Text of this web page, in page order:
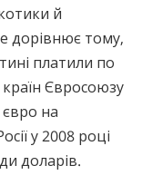
й
дорівнює тому,
платили по
країн Євросоюзу
на
у 2008 році
доларів.